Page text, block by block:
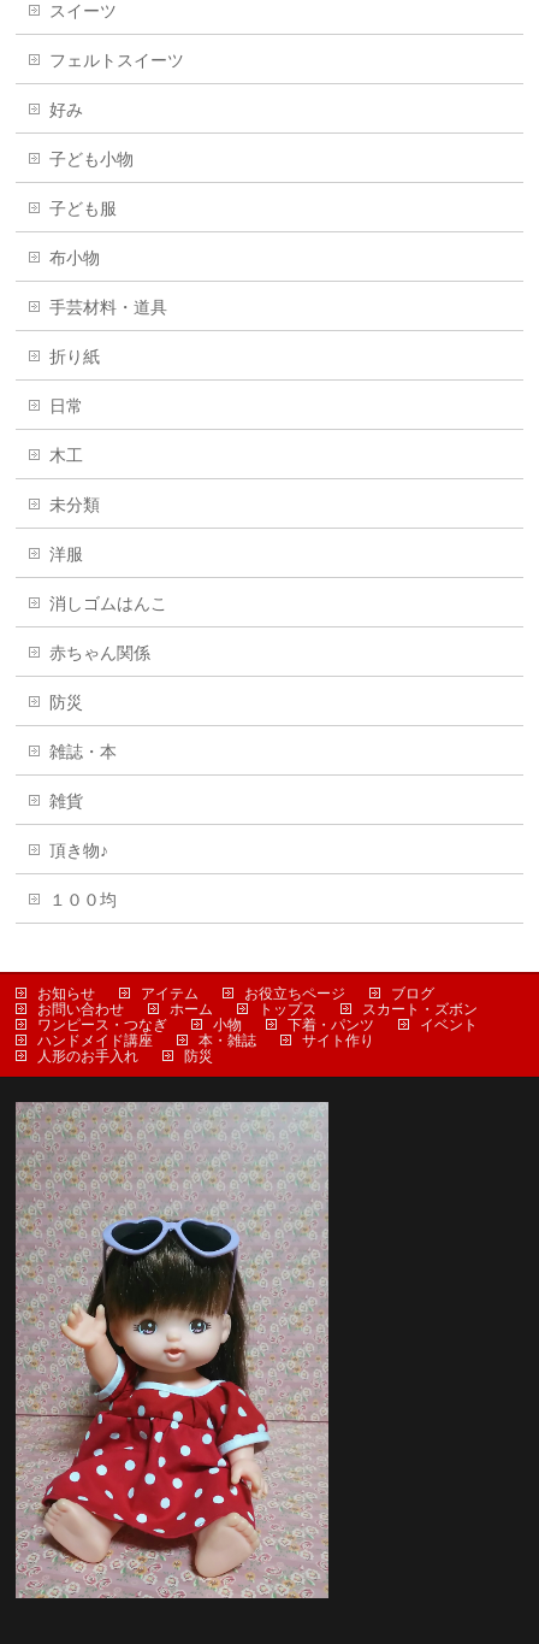
スイーツ
フェルトスイーツ
好み
子ども小物
子ども服
布小物
手芸材料・道具
折り紙
日常
木工
未分類
洋服
消しゴムはんこ
赤ちゃん関係
防災
雑誌・本
雑貨
頂き物♪
１００均
お知らせ アイテム お役立ちページ
ブログ
お問い合わせ
ホーム トップス
スカート・ズボン
ワンピース・つなぎ
小物 下着・パンツ
イベント
ハンドメイド講座
本・雑誌
サイト作り
人形のお手入れ
防災